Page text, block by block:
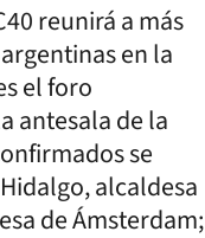
reunirá a más
en la
el foro
antesala de la
se
alcaldesa
de Ámsterdam;